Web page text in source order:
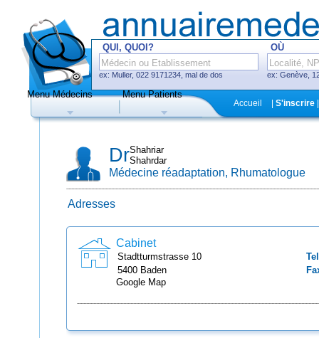
QUI, QUOI?
ex: Muller, 022 9171234, mal de dos
OÙ
ex: Genève,
Hôpitaux, cliniques
de prise de rendez-vous en ligne
Menu Médecins Menu Patients
Accueil S'inscrire|
DrShahriar
Shahrdar
Médecine réadaptation, Rhumatologue
Adresses
Cabinet
Stadtturmstrasse 10
5400 Baden
Google Map